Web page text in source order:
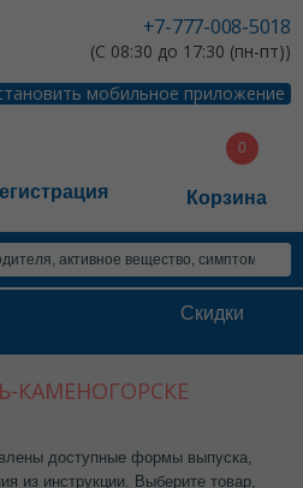
+7-777-008-5018
(С 08:30 до 17:30 (пн-пт))
мобильное приложение
Корзина
Скидки
КАМЕНОГОРСКЕ
доступные формы выпуска,
из инструкции. Выберите товар,